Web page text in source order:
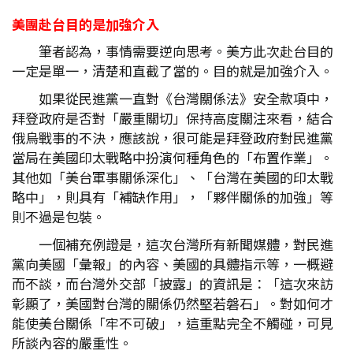
美團赴台目的是加強介入
筆者認為，事情需要逆向思考。美方此次赴台目的
一定是單一，清楚和直截了當的。目的就是加強介入。
如果從民進黨一直對《台灣關係法》安全款項中，
拜登政府是否對「嚴重關切」保持高度關注來看，結合
俄烏戰事的不決，應該說，很可能是拜登政府對民進黨
當局在美國印太戰略中扮演何種角色的「布置作業」。
其他如「美台軍事關係深化」、「台灣在美國的印太戰
略中」，則具有「補缺作用」，「夥伴關係的加強」等
則不過是包裝。
一個補充例證是，這次台灣所有新聞媒體，對民進
黨向美國「彙報」的內容、美國的具體指示等，一概避
而不談，而台灣外交部「披露」的資訊是：「這次來訪
彰顯了，美國對台灣的關係仍然堅若磐石」。對如何才
能使美台關係「牢不可破」，這重點完全不觸碰，可見
所談內容的嚴重性。